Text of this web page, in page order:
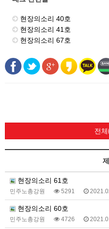
현장의소리 40호
현장의소리 41호
현장의소리 67호
전
현장의소리 61호
민주노총강원 5291
현장의소리 60호
민주노총강원 4726